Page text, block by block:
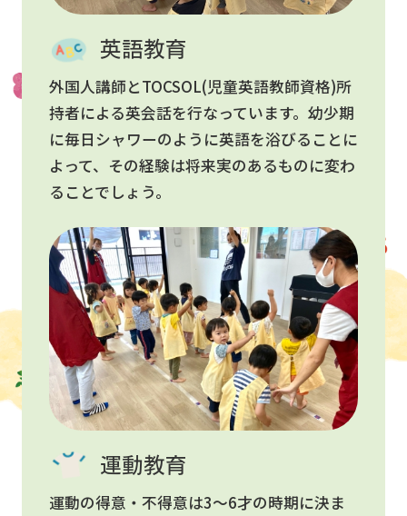
英語教育
外国人講師とTOCSOL(児童英語教師資格)所
持者による英会話を行なっています。幼少期
に毎日シャワーのように英語を浴びることに
よって、その経験は将来実のあるものに変わ
ることでしょう。
運動教育
運動の得意・不得意は3〜6才の時期に決ま